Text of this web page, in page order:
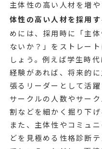
主体性の高い人材を増
体性の高い人材を採用
めには、採用時に「主
ないか？」をストレー
しょう。例えば学生時
経験があれば、将来的
張るリーダーとして活
サークルの人数やサー
割などを細かく掘り下げ
また、主体性やコミュ
どを見極める性格診断